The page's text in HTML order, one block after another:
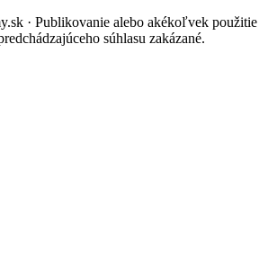
· Publikovanie alebo akékoľvek použitie
súhlasu zakázané.